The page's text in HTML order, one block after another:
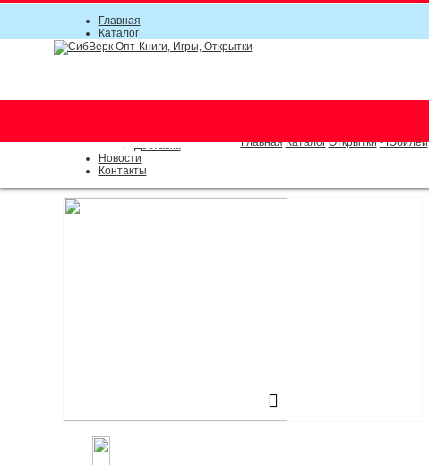
Главная
Каталог
Прайс-листы
Доставка
Новости
Контакты
Главная Каталог Открытки - Юбилей